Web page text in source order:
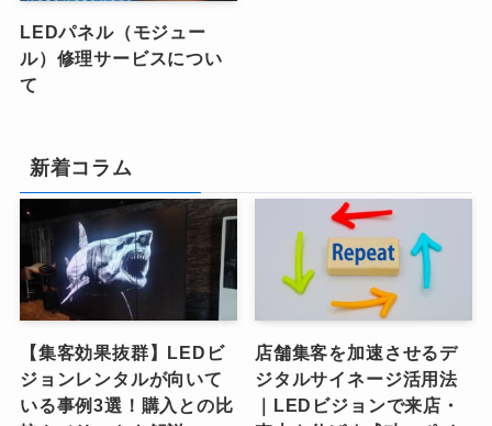
LEDパネル（モジュー
ル）修理サービスについ
て
新着コラム
【集客効果抜群】LEDビ
ジョンレンタルが向いて
いる事例3選！購入との比
店舗集客を加速させるデ
ジタルサイネージ活用法
｜LEDビジョンで来店・